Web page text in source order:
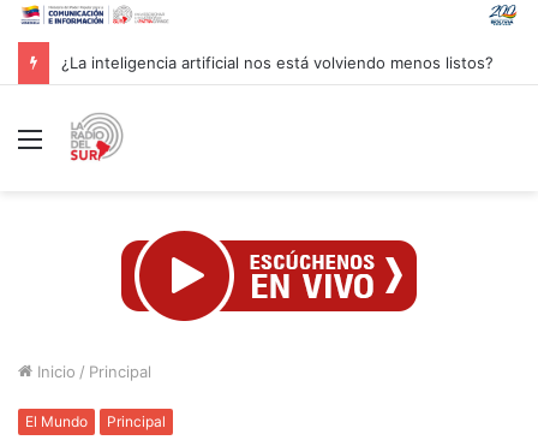
Groenlandia lanza una fuerte advertencia a empresa petrolera vinculada a Trump
Menú
Inicio / Principal
El Mundo Principal